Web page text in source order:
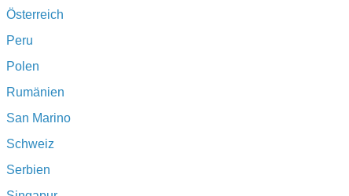
Österreich
Peru
Polen
Rumänien
San Marino
Schweiz
Serbien